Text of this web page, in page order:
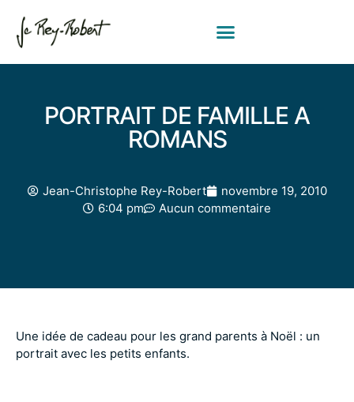
PORTRAIT DE FAMILLE A
ROMANS
Jean-Christophe Rey-Robert
novembre 19, 2010
6:04 pm
Aucun commentaire
Une idée de cadeau pour les grand parents à Noël : un
portrait avec les petits enfants.